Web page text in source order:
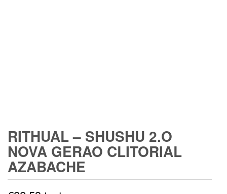
RITHUAL – SHUSHU 2.O
NOVA GERAO CLITORIAL
AZABACHE